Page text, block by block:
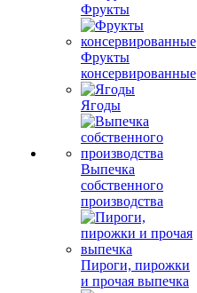
Фрукты
Фрукты
консервированные
Ягоды
Выпечка
собственного
производства
Пироги, пирожки
и прочая выпечка